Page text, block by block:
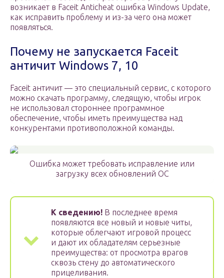
возникает в Faceit Anticheat ошибка Windows Update,
как исправить проблему и из-за чего она может
появляться.
Почему не запускается Faceit
античит Windows 7, 10
Faceit античит — это специальный сервис, с которого
можно скачать программу, следящую, чтобы игрок
не использовал стороннее программное
обеспечение, чтобы иметь преимущества над
конкурентами противоположной команды.
Ошибка может требовать исправление или
загрузку всех обновлений ОС
К сведению! В последнее время
появляются все новый и новые читы,
которые облегчают игровой процесс
и дают их обладателям серьезные
преимущества: от просмотра врагов
сквозь стену до автоматического
прицеливания.